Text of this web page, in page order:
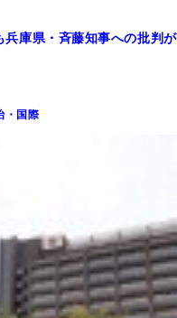
庫県・斉藤知事への批判が
・国際